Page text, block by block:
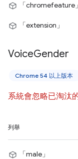
「chromefeature」
「extension」
VoiceGender
Chrome 54 以上版本
系統會忽略已淘汰
列舉
「male」